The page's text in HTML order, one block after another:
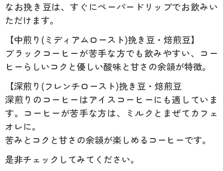
なお挽き豆は、すぐにペーパードリップでお飲みい
ただけます。
【中煎り(ミディアムロースト)挽き豆・焙煎豆】
ブラックコーヒーが苦手な方でも飲みやすい、コー
ヒーらしいコクと優しい酸味と甘さの余韻が特徴。
【深煎り(フレンチロースト)挽き豆・焙煎豆
深煎りのコーヒーはアイスコーヒーにも適していま
す。コーヒーが苦手な方は、ミルクとまぜてカフェ
オレに。
苦みとコクと甘さの余韻が楽しめるコーヒーです。
是非チェックしてみてください。